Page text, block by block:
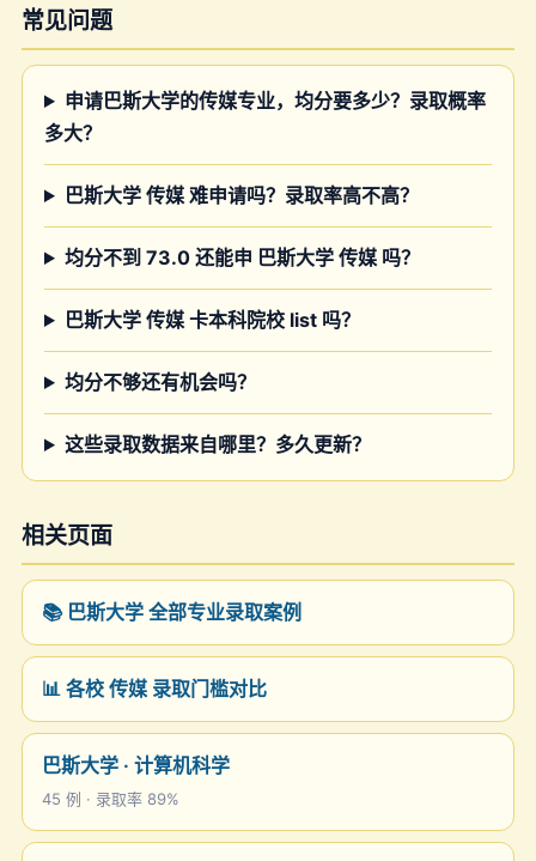
常见问题
申请巴斯大学的传媒专业，均分要多少？录取概率
多大？
巴斯大学 传媒 难申请吗？录取率高不高？
均分不到 73.0 还能申 巴斯大学 传媒 吗？
巴斯大学 传媒 卡本科院校 list 吗？
均分不够还有机会吗？
这些录取数据来自哪里？多久更新？
相关页面
📚 巴斯大学 全部专业录取案例
📊 各校 传媒 录取门槛对比
巴斯大学 · 计算机科学
45 例 · 录取率 89%